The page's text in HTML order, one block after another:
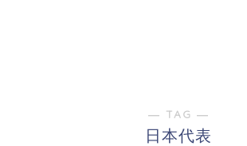
― TAG ―
日本代表